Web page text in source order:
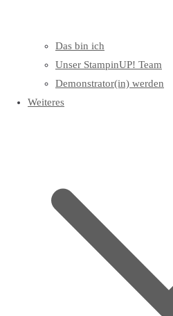
Das bin ich
Unser StampinUP! Team
Demonstrator(in) werden
Weiteres